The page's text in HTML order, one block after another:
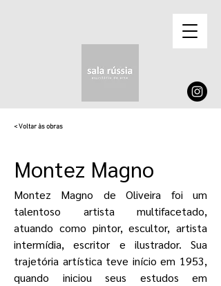
< Voltar às obras
Montez Magno
Montez Magno de Oliveira foi um
talentoso artista multifacetado,
atuando como pintor, escultor, artista
intermídia, escritor e ilustrador. Sua
trajetória artística teve início em 1953,
quando iniciou seus estudos em